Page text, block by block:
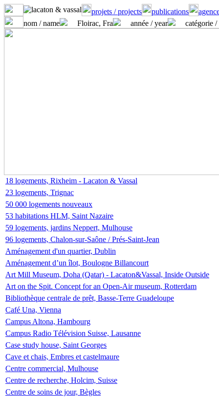
projets / projects publications
nom / name
Floirac, Fra année / year catégorie /
18 logements, Rixheim - Lacaton & Vassal
23 logements, Trignac
50 000 logements nouveaux
53 habitations HLM, Saint Nazaire
59 logements, jardins Neppert, Mulhouse
96 logements, Chalon-sur-Saône / Prés-Saint-Jean
Aménagement d'un quartier, Dublin
Aménagement d’un îlot, Boulogne Billancourt
Art Mill Museum, Doha (Qatar) - Lacaton&Vassal, Inside Outside
Art on the Spit. Concept for an Open-Air museum, Rotterdam
Bibliothèque centrale de prêt, Basse-Terre Guadeloupe
Café Una, Vienna
Campus Altona, Hambourg
Campus Radio Télévision Suisse, Lausanne
Case study house, Saint Georges
Cave et chais, Embres et castelmaure
Centre commercial, Mulhouse
Centre de recherche, Holcim, Suisse
Centre de soins de jour, Bègles